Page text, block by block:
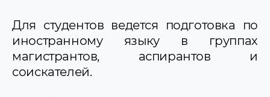
Для студентов ведется подготовка по
иностранному языку в группах
магистрантов, аспирантов и
соискателей.